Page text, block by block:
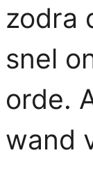
zodra
snel
orde.
wand